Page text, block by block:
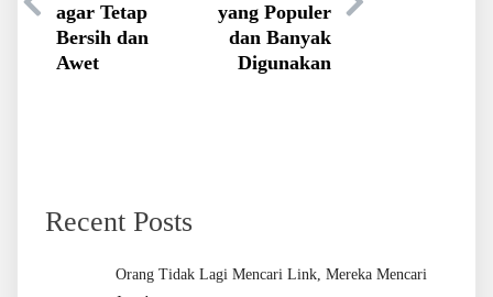
agar Tetap
Bersih dan
Awet
yang Populer
dan Banyak
Digunakan
Recent Posts
Orang Tidak Lagi Mencari Link, Mereka Mencari